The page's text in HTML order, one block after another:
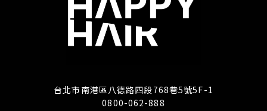
台北市南港區八德路四段768巷5號5F-1
0800-062-888